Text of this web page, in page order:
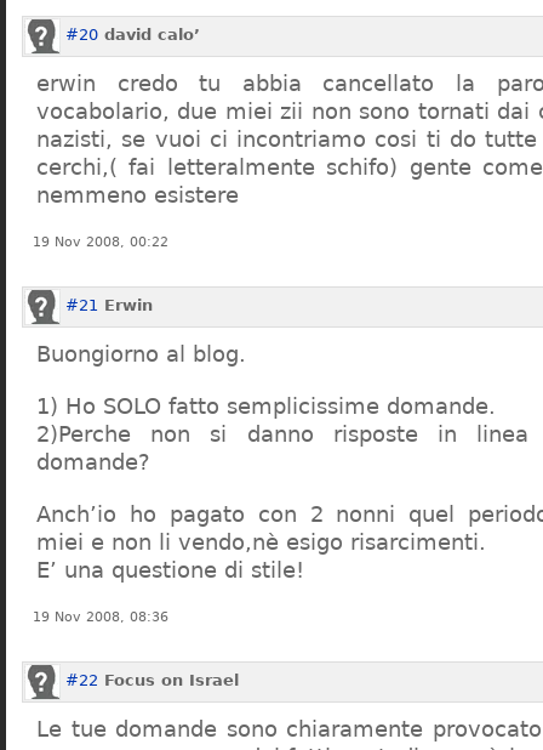
#20 david calo’
erwin credo tu abbia cancellato la
vocabolario, due miei zii non sono tornati dai
nazisti, se vuoi ci incontriamo cosi ti do tutte
cerchi,( fai letteralmente schifo) gente
nemmeno esistere
19 Nov 2008, 00:22
#21 Erwin
Buongiorno al blog.
1) Ho SOLO fatto semplicissime domande.
2)Perche non si danno risposte in
domande?
Anch’io ho pagato con 2 nonni quel
miei e non li vendo,nè esigo risarcimenti.
E’ una questione di stile!
19 Nov 2008, 08:36
#22 Focus on Israel
Le tue domande sono chiaramente